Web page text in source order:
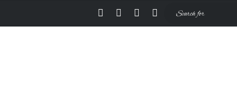
Facebook InstagramSwitch skin